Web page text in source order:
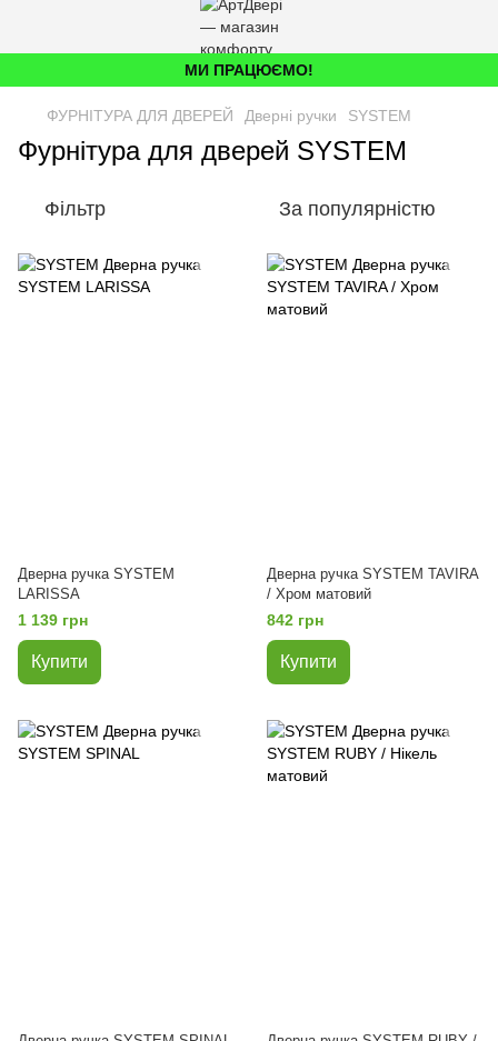
МИ ПРАЦЮЄМО!
ФУРНІТУРА ДЛЯ ДВЕРЕЙ Дверні ручки SYSTEM
Фурнітура для дверей SYSTEM
Фільтр За популярністю
Дверна ручка SYSTEM
LARISSA
1 139 грн
Купити
Дверна ручка SYSTEM TAVIRA
/ Хром матовий
842 грн
Купити